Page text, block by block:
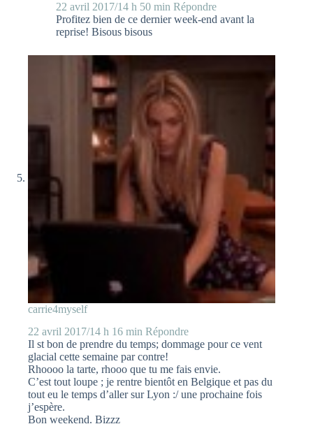
22 avril 2017/14 h 50 min Répondre
Profitez bien de ce dernier week-end avant la
reprise! Bisous bisous
carrie4myself
22 avril 2017/14 h 16 min Répondre
Il st bon de prendre du temps; dommage pour ce vent
glacial cette semaine par contre!
Rhoooo la tarte, rhooo que tu me fais envie.
C’est tout loupe ; je rentre bientôt en Belgique et pas du
tout eu le temps d’aller sur Lyon :/ une prochaine fois
j’espère.
Bon weekend. Bizzz